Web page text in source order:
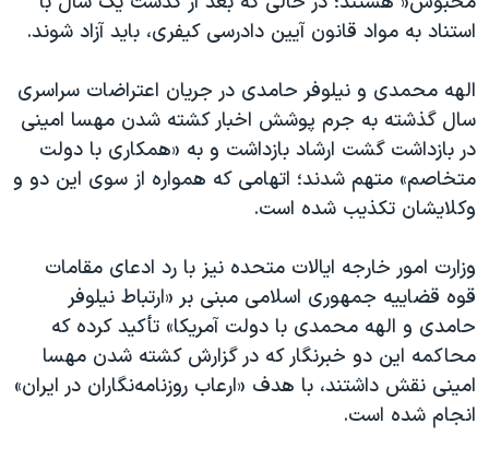
نرگس محمدی برنده جایزه نوبل صلح
صفحه‌های ویژه
سفر پرزیدنت ترامپ به چین
استناد به مواد قانون آیین دادرسی کیفری، باید آزاد شوند.
الهه محمدی و نیلوفر حامدی در جریان اعتراضات سراسری
سال گذشته به جرم پوشش اخبار کشته شدن مهسا امینی
در بازداشت گشت ارشاد بازداشت و به «همکاری با دولت
متخاصم» متهم شدند؛ اتهامی که همواره از سوی این دو و
وکلایشان تکذیب شده است.
وزارت امور خارجه ایالات متحده نیز با رد ادعای مقامات
قوه قضاییه جمهوری اسلامی مبنی بر «ارتباط نیلوفر
حامدی و الهه محمدی با دولت آمریکا» تأکید کرده که
محاکمه این دو خبرنگار که در گزارش کشته شدن مهسا
امینی نقش داشتند، با هدف «ارعاب روزنامه‌نگاران در ایران»
انجام شده است.